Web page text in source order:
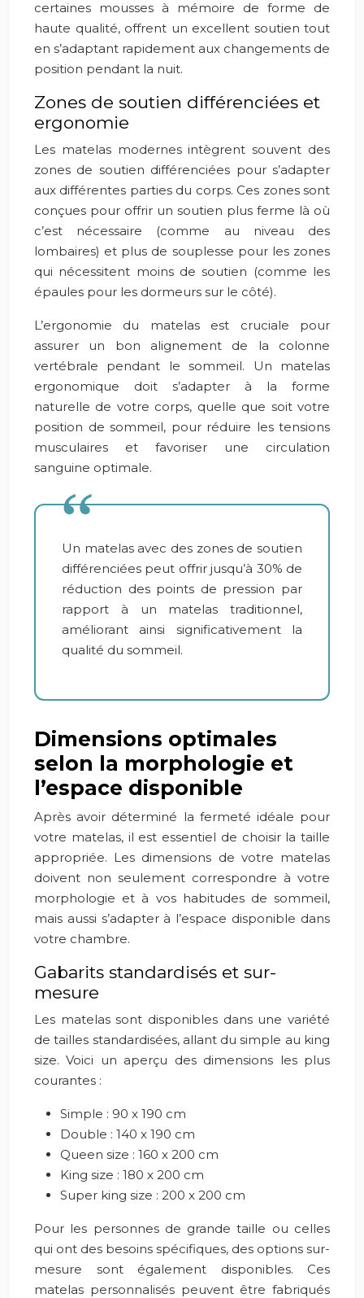
certaines mousses à mémoire de forme de
haute qualité, offrent un excellent soutien tout
en s’adaptant rapidement aux changements de
position pendant la nuit.
Zones de soutien différenciées et
ergonomie
Les matelas modernes intègrent souvent des
zones de soutien différenciées pour s’adapter
aux différentes parties du corps. Ces zones sont
conçues pour offrir un soutien plus ferme là où
c’est nécessaire (comme au niveau des
lombaires) et plus de souplesse pour les zones
qui nécessitent moins de soutien (comme les
épaules pour les dormeurs sur le côté).
L’ergonomie du matelas est cruciale pour
assurer un bon alignement de la colonne
vertébrale pendant le sommeil. Un matelas
ergonomique doit s’adapter à la forme
naturelle de votre corps, quelle que soit votre
position de sommeil, pour réduire les tensions
musculaires et favoriser une circulation
sanguine optimale.
Un matelas avec des zones de soutien
différenciées peut offrir jusqu’à 30% de
réduction des points de pression par
rapport à un matelas traditionnel,
améliorant ainsi significativement la
qualité du sommeil.
Dimensions optimales
selon la morphologie et
l’espace disponible
Après avoir déterminé la fermeté idéale pour
votre matelas, il est essentiel de choisir la taille
appropriée. Les dimensions de votre matelas
doivent non seulement correspondre à votre
morphologie et à vos habitudes de sommeil,
mais aussi s’adapter à l’espace disponible dans
votre chambre.
Gabarits standardisés et sur-
mesure
Les matelas sont disponibles dans une variété
de tailles standardisées, allant du simple au king
size. Voici un aperçu des dimensions les plus
courantes :
Simple : 90 x 190 cm
Double : 140 x 190 cm
Queen size : 160 x 200 cm
King size : 180 x 200 cm
Super king size : 200 x 200 cm
Pour les personnes de grande taille ou celles
qui ont des besoins spécifiques, des options sur-
mesure sont également disponibles. Ces
matelas personnalisés peuvent être fabriqués